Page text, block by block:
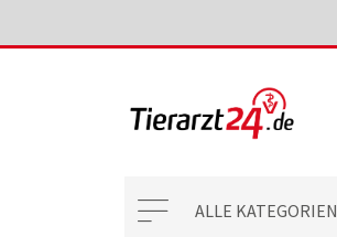
ALLE KATEGORIEN